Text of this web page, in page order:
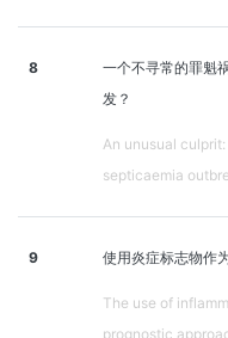
8
一个不寻常的罪魁
发？
An unusual
septicaemia
9 使用炎症标志物作
The use of
prognostic